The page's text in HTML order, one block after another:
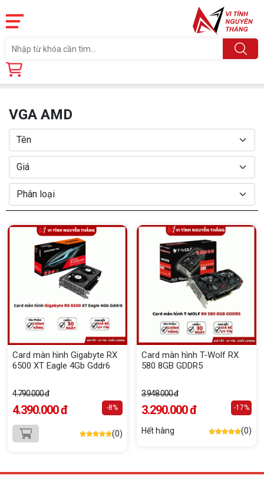
Trang chủ
VGA AMD
Card màn hình Gigabyte RX
6500 XT Eagle 4Gb Gddr6
4.790.000 đ
4.390.000 đ -8%
(0)
Card màn hình T-Wolf RX
580 8GB GDDR5
3.948.000 đ
3.290.000 đ -17%
Hết hàng (0)